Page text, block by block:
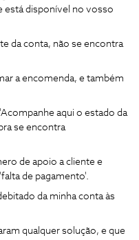
está disponível no vosso
da conta, não se encontra
a encomenda, e também
aqui o estado da
se encontra
de apoio a cliente e
de pagamento'.
da minha conta às
qualquer solução, e que